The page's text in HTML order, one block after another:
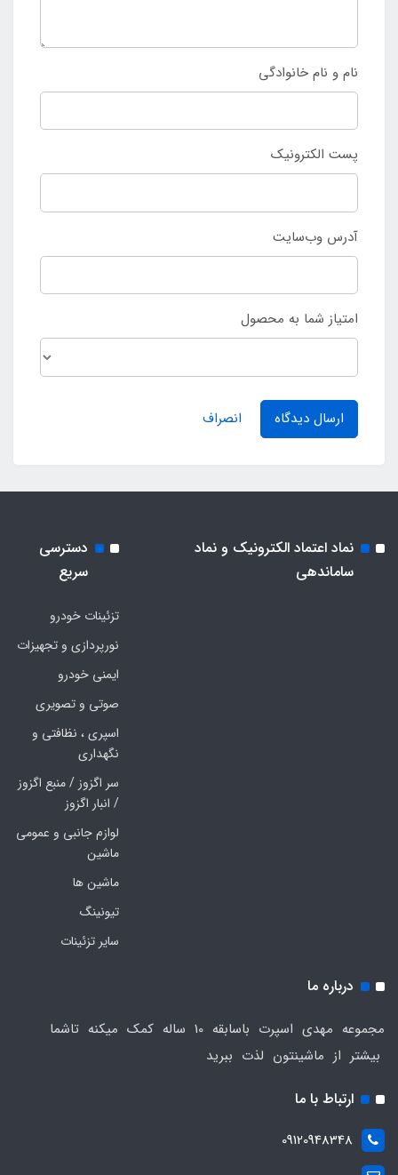
نام و نام خانوادگی
پست الکترونیک
آدرس وب‌سایت
امتیاز شما به محصول
ارسال دیدگاه انصراف
نماد اعتماد الکترونیک و نماد
ساماندهی
دسترسی
سریع
تزئینات خودرو
نورپردازی و تجهیزات
ایمنی خودرو
صوتی و تصویری
اسپری ، نظافتی و
نگهداری
سر اگزوز / منبع اگزوز
/ انبار اگزوز
لوازم جانبی و عمومی
ماشین
ماشین ها
تیونینگ
سایر تزئینات
درباره ما
مجموعه مهدی اسپرت باسابقه 10 ساله کمک میکنه تاشما
بیشتر از ماشینتون لذت ببرید
ارتباط با ما
09120948348